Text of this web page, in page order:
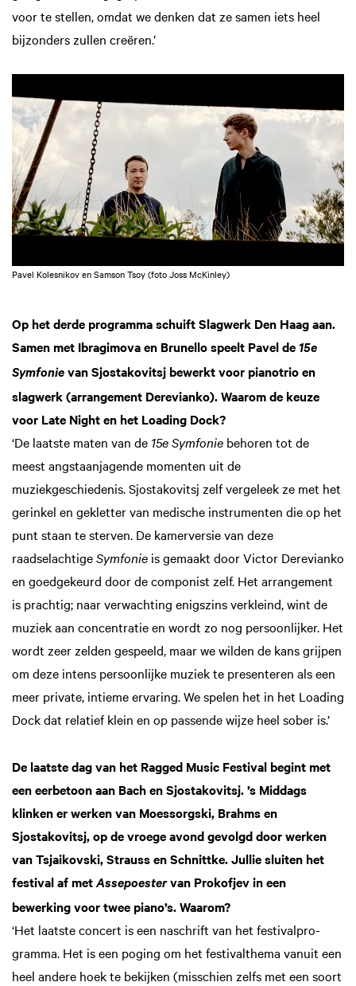
voor te stellen, omdat we denken dat ze samen iets heel
bijzonders zullen creëren.’
Pavel Kolesnikov en Samson Tsoy (foto Joss McKinley)
Op het derde programma schuift Slagwerk Den Haag aan.
Samen met Ibragimova en Brunello speelt Pavel de 15e
Symfonie van Sjostakovitsj bewerkt voor pianotrio en
slagwerk (arrangement Derevianko). Waarom de keuze
voor Late Night en het Loading Dock?
‘De laatste maten van de 15e Symfonie behoren tot de
meest angstaanjagende momenten uit de
muziekgeschiedenis. Sjostakovitsj zelf vergeleek ze met het
gerinkel en gekletter van medische instrumenten die op het
punt staan te sterven. De kamer­versie van deze
raadselachtigeSymfonie is gemaakt door Victor Derevianko
en goedgekeurd door de componist zelf. Het arrangement
is prachtig; naar verwachting enigszins verkleind, wint de
muziek aan concentratie en wordt zo nog persoonlijker. Het
wordt zeer zelden gespeeld, maar we wilden de kans grijpen
om deze intens persoonlijke muziek te presenteren als een
meer private, intieme erva­ring. We spelen het in het Loading
Dock dat relatief klein en op passende wijze heel sober is.’
De laatste dag van het Ragged Music Festival begint met
een eerbetoon aan Bach en Sjostakovitsj. ’s Middags
klinken er werken van Moessorgski, Brahms en
Sjostakovitsj, op de vroege avond gevolgd door werken
van Tsjaikovski, Strauss en Schnittke. Jullie sluiten het
festival af met Assepoestervan Prokofjev in een
bewerking voor twee piano’s. Waarom?
‘Het laatste concert is een naschrift van het festivalpro­
gramma. Het is een poging om het festivalthema vanuit een
heel andere hoek te bekijken (misschien zelfs met een soort